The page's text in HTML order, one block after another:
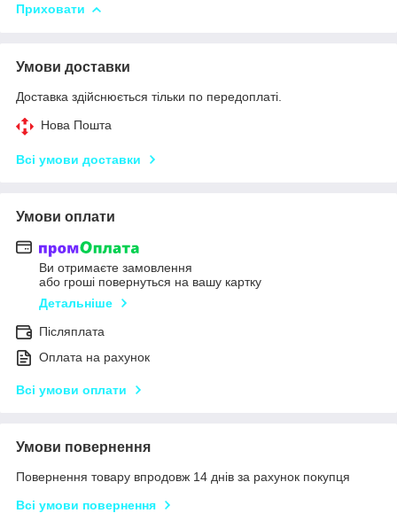
Приховати
Умови доставки
Доставка здійснюється тільки по передоплаті.
Нова Пошта
Всі умови доставки
Умови оплати
Ви отримаєте замовлення
або гроші повернуться на вашу картку
Детальніше
Післяплата
Оплата на рахунок
Всі умови оплати
Умови повернення
Повернення товару впродовж 14 днів за рахунок покупця
Всі умови повернення